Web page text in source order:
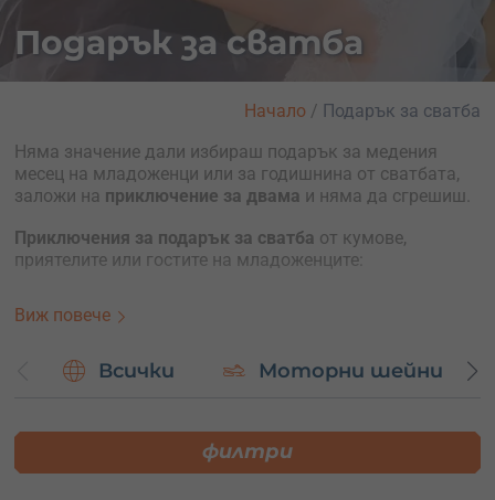
Подарък за сватба
Няма значение дали избираш подарък за медения
месец на младоженци или за годишнина от сватбата,
заложи на приключение за двама и няма да сгрешиш.
Приключения за подарък за сватба от кумове,
приятелите или гостите на младоженците:
круиз с ветроходна яхта
романтичен полет с балон по залез
Ако младоженците обичат активният начин на живот,
може да им подариш ваучер за виа ферата, каньонинг,
екстремен ден или всичко заедно.
Виж повече
Начало / Подарък за сватба
Всички Моторни шейни
филтри